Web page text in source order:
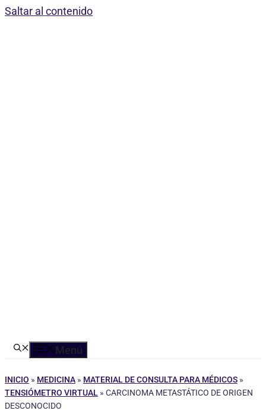
Saltar al contenido
Menú
INICIO » MEDICINA » MATERIAL DE CONSULTA PARA MÉDICOS »
TENSIÓMETRO VIRTUAL » CARCINOMA METASTÁTICO DE ORIGEN
DESCONOCIDO